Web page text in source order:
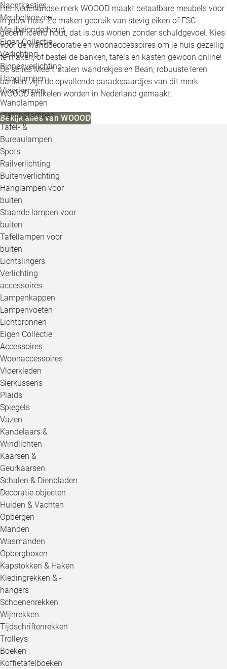
Nachtkastjes
Meubelhoezen
Meubelonderhoud
Eigen Collectie
Verlichting
Binnenverlichting
Hanglampen
Vloerlampen
Wandlampen
Plafondlampen
Tafel- &
Bureaulampen
Spots
Railverlichting
Buitenverlichting
Hanglampen voor
buiten
Staande lampen voor
buiten
Tafellampen voor
buiten
Lichtslingers
Verlichting
accessoires
Lampenkappen
Lampenvoeten
Lichtbronnen
Eigen Collectie
Accessoires
Woonaccessoires
Vloerkleden
Sierkussens
Plaids
Spiegels
Vazen
Kandelaars &
Windlichten
Kaarsen &
Geurkaarsen
Schalen & Dienbladen
Decoratie objecten
Huiden & Vachten
Opbergen
Manden
Wasmanden
Opbergboxen
Kapstokken & Haken
Kledingrekken & -
hangers
Schoenenrekken
Wijnrekken
Tijdschriftenrekken
Trolleys
Boeken
Koffietafelboeken
Het Nederlandse merk WOOOD maakt betaalbare meubels voor
in jouw huis. Ze maken gebruik van stevig eiken of FSC-
gecertificeerd hout, dat is dus wonen zonder schuldgevoel. Kies
voor de wanddecoratie en woonaccessoires om je huis gezellig
te maken, of bestel de banken, tafels en kasten gewoon online!
De series Meert, stalen wandrekjes en Bean, robuuste leren
banken, zijn de opvallende paradepaardjes van dit merk.
WOOOD artikelen worden in Nederland gemaakt.
Bekijk alles van WOOOD